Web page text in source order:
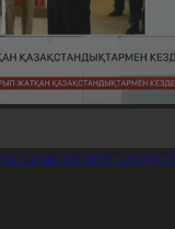
кездесті